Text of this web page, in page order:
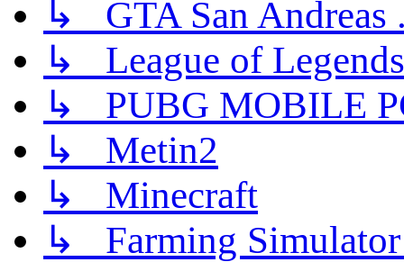
↳ GTA San Andreas
↳ League of Legends
↳ PUBG MOBILE
↳ Metin2
↳ Minecraft
↳ Farming